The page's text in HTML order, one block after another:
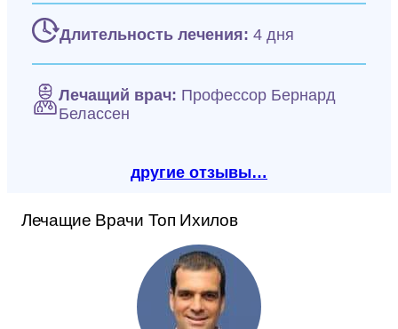
Длительность лечения: 4 дня
Лечащий врач: Профессор Бернард
Белассен
другие отзывы…
Лечащие Врачи Топ Ихилов